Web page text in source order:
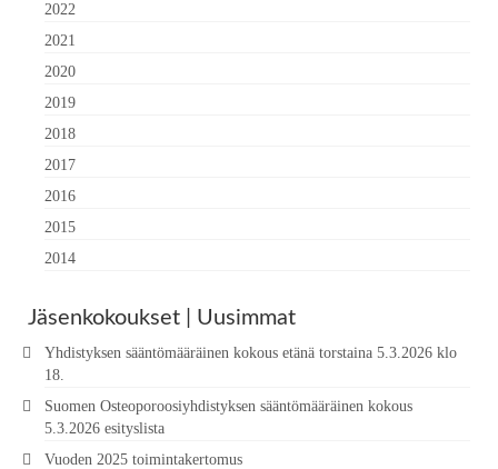
2022
2021
2020
2019
2018
2017
2016
2015
2014
Jäsenkokoukset | Uusimmat
Yhdistyksen sääntömääräinen kokous etänä torstaina 5.3.2026 klo
18.
Suomen Osteoporoosiyhdistyksen sääntömääräinen kokous
5.3.2026 esityslista
Vuoden 2025 toimintakertomus